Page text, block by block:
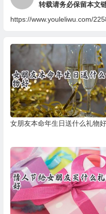
转载请务必保留本文
https://www.youleliwu.com/
女朋友本命年生日送什么礼物好